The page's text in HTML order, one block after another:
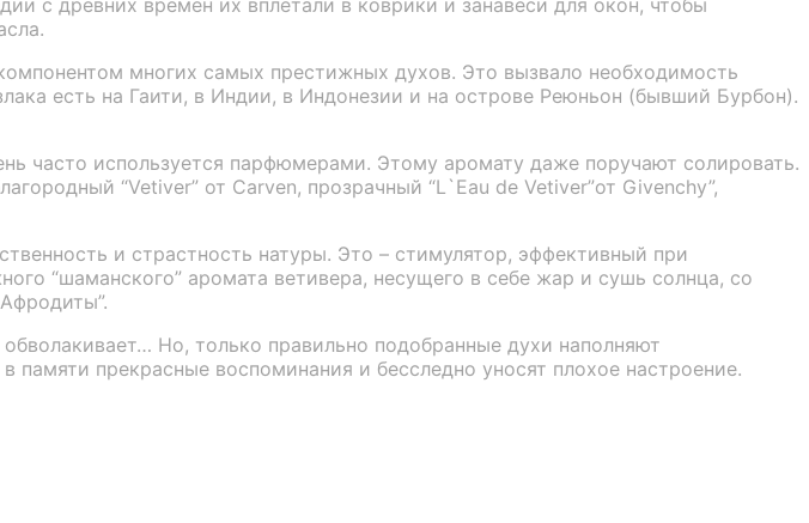
многих самых престижных духов. Это вызвало необходимость
есть на Гаити, в Индии, в Индонезии и на острове Реюньон (бывший Бурбон).
часто используется парфюмерами. Этому аромату даже поручают солировать.
“Vetiver” от Carven, прозрачный “L`Eau de Vetiver”от Givenchy”,
и страстность натуры. Это – стимулятор, эффективный при
“шаманского” аромата ветивера, несущего в себе жар и сушь солнца, со
Но, только правильно подобранные духи наполняют
прекрасные воспоминания и бесследно уносят плохое настроение.